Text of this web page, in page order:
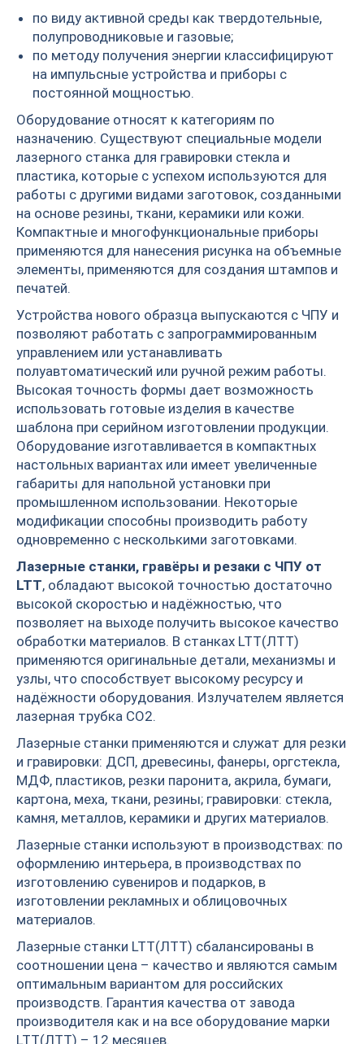
по виду активной среды как твердотельные,
полупроводниковые и газовые;
по методу получения энергии классифицируют
на импульсные устройства и приборы с
постоянной мощностью.
Оборудование относят к категориям по
назначению. Существуют специальные модели
лазерного станка для гравировки стекла и
пластика, которые с успехом используются для
работы с другими видами заготовок, созданными
на основе резины, ткани, керамики или кожи.
Компактные и многофункциональные приборы
применяются для нанесения рисунка на объемные
элементы, применяются для создания штампов и
печатей.
Устройства нового образца выпускаются с ЧПУ и
позволяют работать с запрограммированным
управлением или устанавливать
полуавтоматический или ручной режим работы.
Высокая точность формы дает возможность
использовать готовые изделия в качестве
шаблона при серийном изготовлении продукции.
Оборудование изготавливается в компактных
настольных вариантах или имеет увеличенные
габариты для напольной установки при
промышленном использовании. Некоторые
модификации способны производить работу
одновременно с несколькими заготовками.
Лазерные станки, гравёры и резаки с ЧПУ от
LTT, обладают высокой точностью достаточно
высокой скоростью и надёжностью, что
позволяет на выходе получить высокое качество
обработки материалов. В станках LTT(ЛТТ)
применяются оригинальные детали, механизмы и
узлы, что способствует высокому ресурсу и
надёжности оборудования. Излучателем является
лазерная трубка СО2.
Лазерные станки применяются и служат для резки
и гравировки: ДСП, древесины, фанеры, оргстекла,
МДФ, пластиков, резки паронита, акрила, бумаги,
картона, меха, ткани, резины; гравировки: стекла,
камня, металлов, керамики и других материалов.
Лазерные станки используют в производствах: по
оформлению интерьера, в производствах по
изготовлению сувениров и подарков, в
изготовлении рекламных и облицовочных
материалов.
Лазерные станки LTT(ЛТТ) сбалансированы в
соотношении цена – качество и являются самым
оптимальным вариантом для российских
производств. Гарантия качества от завода
производителя как и на все оборудование марки
LTT(ЛТТ) – 12 месяцев.